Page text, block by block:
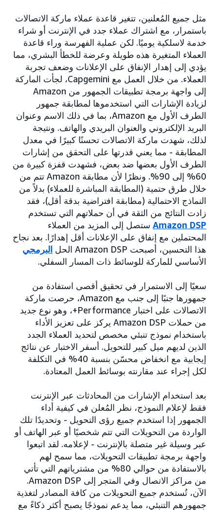
مثل جميع المُعلنين، تتغير قاعدة عملاء ماركة الاتصالات
باستمرار، مع اشتراك عملاء جدد في الإنترنت أو شراء
خدمة لاسلكية يوميًا. لكن عملية الفهرسة وراء قاعدة
العملاء المتغيرة هذه طويلة وعرضة للخطأ البشري، مما
يؤدي إلى إهدار الإنفاق على الإعلانات وضعف تجربة
العملاء. من خلال العمل مع Capgemini، لجأت الماركة
إلى واجهة برمجة تطبيقات الجمهور من Amazon
لزيادة الإشارات التي استخدموها لمطابقة جمهور
الطرف الأول مع Amazon، بما في ذلك الاسم وعنوان
البريد الإلكتروني والعنوان البريدي والهاتف. ونتيجة
لذلك، شهدت ماركة الاتصالات تحسنًا كبيرًا في معدل
المطابقة - مما يعني قدرتها على التحقق من إشارات
الطرف الأول بعضها ضد بعض، فشهدت قفزة كبيرة من
60% إلى 90%. ونظرًا لأن مطابقة Amazon تتم من
خلال طرق حتمية (المطابقة المباشرة للعملاء) بدلاً من
النماذج الاحتمالية (مطابقة افتراضية بدقة أقل)، فقد
زادت النتائج من الثقة في أن حملاتهم التي تستخدم
Amazon DSP ستصل إلى المزيد من العملاء
المحتملين مع إنفاق على الإعلانات أقل إهدارًا. بعد نجاح
هذا التحسين، أصبحت Amazon DSP الحل
البرمجي
الأساسي للماركة للوسائط ذات المسار السفلي.
سعيًا إلى الاستمرار في تحقيق أقصى استفادة من
جمهورها جنبًا إلى جنب مع Amazon، حرصت ماركة
الاتصالات على اختبار Performance+، وهو نوع جديد
من حملات Amazon DSP يركز على تعزيز الأداء
باستخدام نموذج تنبئي مخصص لتحديد العملاء الجدد
الذين لديهم ميل كبير للتحويل. أسفر الاختبار عن نتائج
إيجابية مع انخفاض محسّن بنسبة 40% في التكلفة
لكل إجراء عند مقارنته بوسائط العمل المعتادة.
بعد استخدام الإشارات من المحادثات عبر الإنترنت
فقط لإعلام النموذج، نظر المُعلن في كيفية أداء
الجمهور إذا استخدم جميع رؤى التحويل - وتحديدًا تلك
الواردة من التحويلات التي تتم شخصيًا أو عبر الهاتف أو
عبر وسيلة غير متصلة بالإنترنت - لإعلامه. لقد اتبعوا
واجهة برمجة تطبيقات التحويلات، مما سمح لهم
بالاستفادة من حوالي 80% من مشترياتهم التي تأتي
من مراكز الاتصال وفي المتجر إلى Amazon DSP.
الآن، تُستخدم جميع التحويلات من كافة المصادر لتغذية
جمهورهم التنبئي، مما يدعم نموذجًا يصبح أكثر ذكاءً مع